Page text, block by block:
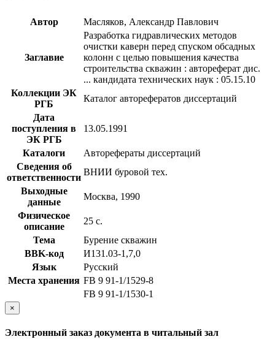
Автор Масляков, Александр Павлович
Заглавие
Разработка гидравлических методов
очистки каверн перед спуском обсадных
колонн с целью повышения качества
строительства скважин : автореферат дис.
... кандидата технических наук : 05.15.10
Коллекции ЭК
РГБ
Каталог авторефератов диссертаций
Дата
поступления в
ЭК РГБ
13.05.1991
Каталоги
Авторефераты диссертаций
Сведения об
ответственности
ВНИИ буровой тех.
Выходные
данные
Москва, 1990
Физическое
описание
25 с.
Тема
Бурение скважин
BBK-код
И131.03-1,7,0
Язык
Русский
Места хранения FB 9 91-1/1529-8
FB 9 91-1/1530-1
×
Электронный заказ документа в читальный зал